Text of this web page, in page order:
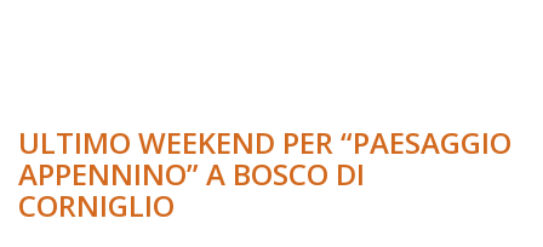
ULTIMO WEEKEND PER “PAESAGGIO
APPENNINO” A BOSCO DI
CORNIGLIO